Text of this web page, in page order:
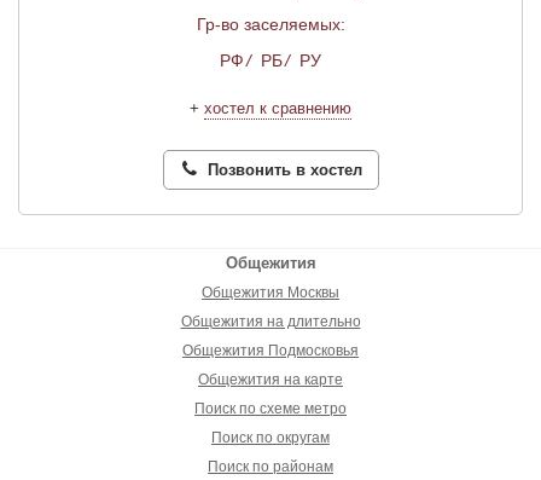
Гр-во заселяемых:
РФ/ РБ/ РУ
+ хостел к сравнению
Позвонить в хостел
Общежития
Общежития Москвы
Общежития на длительно
Общежития Подмосковья
Общежития на карте
Поиск по схеме метро
Поиск по округам
Поиск по районам